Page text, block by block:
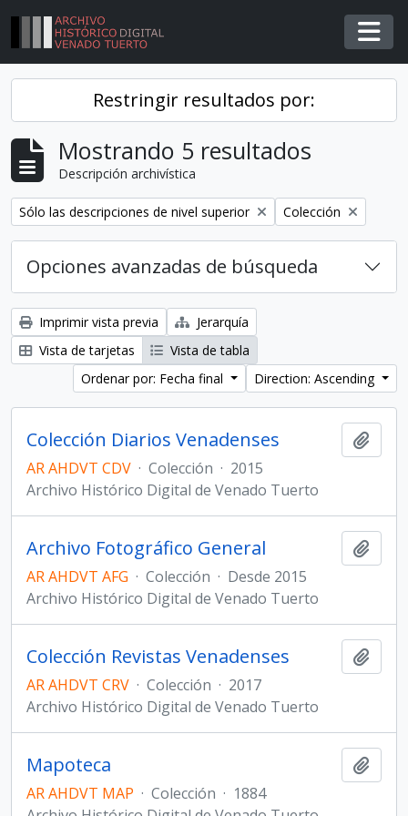
Skip to main content
Restringir resultados por:
Mostrando 5 resultados
Descripción archivística
Remover filtro
Sólo las descripciones de nivel superior Remover filtro
Colección
Opciones avanzadas de búsqueda
Imprimir vista previa
Jerarquía
Vista de tarjetas
Vista de tabla
Ordenar por: Fecha final
Direction: Ascending
Colección Diarios Venadenses
AR AHDVT CDV · Colección · 2015
Archivo Histórico Digital de Venado Tuerto
Archivo Fotográfico General
AR AHDVT AFG · Colección · Desde 2015
Archivo Histórico Digital de Venado Tuerto
Colección Revistas Venadenses
AR AHDVT CRV · Colección · 2017
Archivo Histórico Digital de Venado Tuerto
Mapoteca
AR AHDVT MAP · Colección · 1884